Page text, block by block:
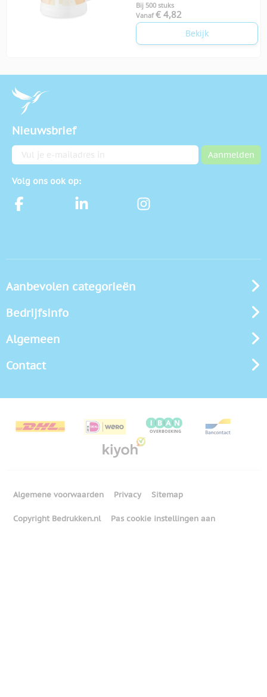
Bij 500 stuks
Vanaf € 4,82
Bekijk
Nieuwsbrief
E-mailadres Aanmelden
Volg ons ook op:
Aanbevolen categorieën
Bedrijfsinfo
Algemeen
Contact
Algemene voorwaarden Privacy Sitemap
Copyright Bedrukken.nl Pas cookie instellingen aan